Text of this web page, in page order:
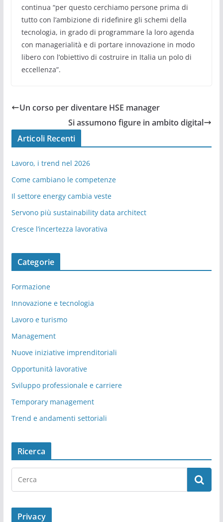
continua “per questo cerchiamo persone prima di
tutto con l’ambizione di ridefinire gli schemi della
tecnologia, in grado di programmare la loro agenda
con managerialità e di portare innovazione in modo
libero con l’obiettivo di costruire in Italia un polo di
eccellenza”.
Un corso per diventare HSE manager
Si assumono figure in ambito digital
Articoli Recenti
Lavoro, i trend nel 2026
Come cambiano le competenze
Il settore energy cambia veste
Servono più sustainability data architect
Cresce l’incertezza lavorativa
Categorie
Formazione
Innovazione e tecnologia
Lavoro e turismo
Management
Nuove iniziative imprenditoriali
Opportunità lavorative
Sviluppo professionale e carriere
Temporary management
Trend e andamenti settoriali
Ricerca
Privacy